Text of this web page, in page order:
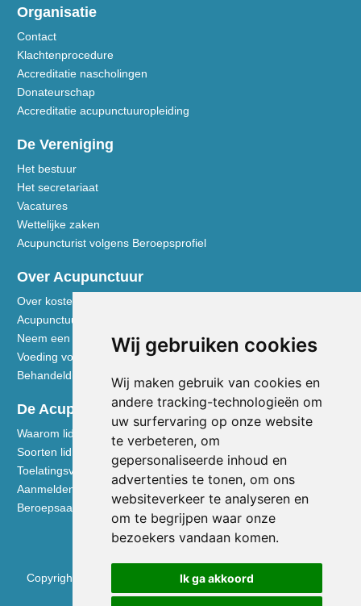
Wij gebruiken cookies
Wij maken gebruik van cookies en
andere tracking-technologieën om
uw surfervaring op onze website
te verbeteren, om
gepersonaliseerde inhoud en
advertenties te tonen, om ons
websiteverkeer te analyseren en
om te begrijpen waar onze
bezoekers vandaan komen.
Ik ga akkoord
Organisatie
Contact
Klachtenprocedure
Accreditatie nascholingen
Donateurschap
Accreditatie acupunctuuropleiding
De Vereniging
Het bestuur
Het secretariaat
Vacatures
Wettelijke zaken
Acupuncturist volgens Beroepsprofiel
Over Acupunctuur
Over kosten en vergoedingen
Acupunctuur toegelicht
Neem een kijkje in de praktijk
Voeding volgens de Vijf Elementen
Behandeldisciplines - TCG
De Acupuncturist
Waarom lid worden van de NVA
Soorten lidmaatschap NVA
Toelatingsvoorwaarden
Aanmelden voor lidmaatschap
Beroepsaansprakelijkheidsverzekering
Copyright © 2026 Nederlandse Vereniging voor Acupunctuur